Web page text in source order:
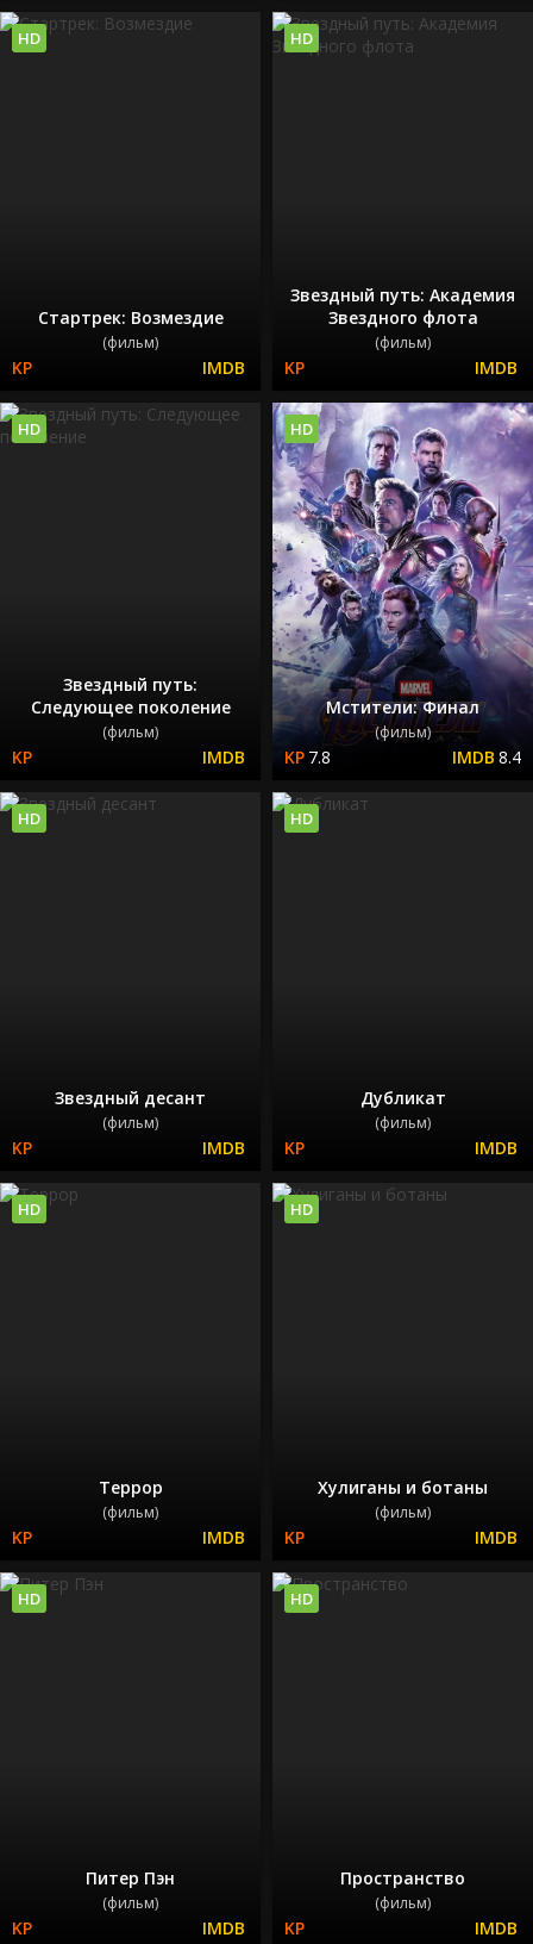
Стартрек: Возмездие
(фильм)
HD
Звездный путь: Академия
Звездного флота
(фильм)
HD
Звездный путь:
Следующее поколение
(фильм)
HD
Мстители: Финал
(фильм)
7.8 8.4
HD
Звездный десант
(фильм)
HD
Дубликат
(фильм)
HD
Террор
(фильм)
HD
Хулиганы и ботаны
(фильм)
HD
Питер Пэн
(фильм)
HD
Пространство
(фильм)
HD